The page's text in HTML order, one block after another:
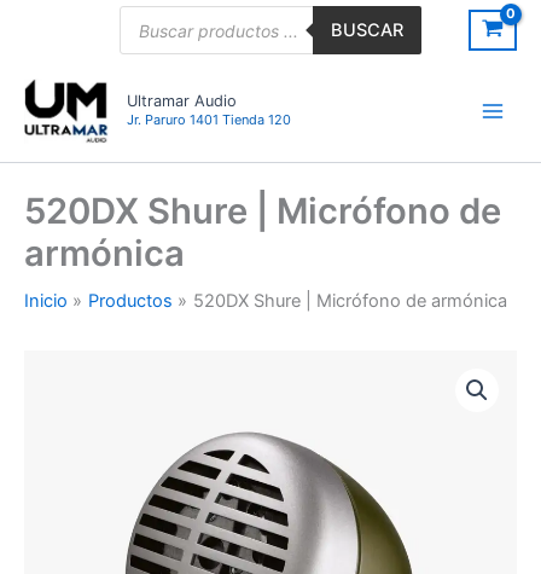
BUSCAR
Ultramar Audio
Jr. Paruro 1401 Tienda 120
520DX Shure | Micrófono de
armónica
Inicio Productos 520DX Shure | Micrófono de armónica